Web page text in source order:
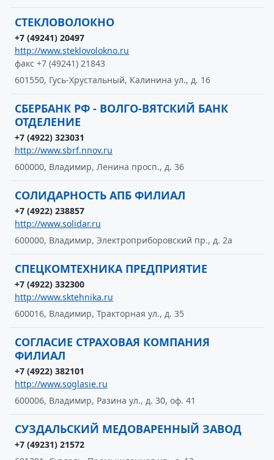
СТЕКЛОВОЛОКНО
+7 (49241) 20497
http://www.steklovolokno.ru
факс +7 (49241) 21843
601550, Гусь-Хрустальный, Калинина ул., д. 16
СБЕРБАНК РФ - ВОЛГО-ВЯТСКИЙ БАНК
ОТДЕЛЕНИЕ
+7 (4922) 323031
http://www.sbrf.nnov.ru
600000, Владимир, Ленина просп., д. 36
СОЛИДАРНОСТЬ АПБ ФИЛИАЛ
+7 (4922) 238857
http://www.solidar.ru
600000, Владимир, Электроприборовский пр., д. 2а
СПЕЦКОМТЕХНИКА ПРЕДПРИЯТИЕ
+7 (4922) 332300
http://www.sktehnika.ru
600016, Владимир, Тракторная ул., д. 35
СОГЛАСИЕ СТРАХОВАЯ КОМПАНИЯ
ФИЛИАЛ
+7 (4922) 382101
http://www.soglasie.ru
600006, Владимир, Разина ул., д. 30, оф. 41
СУЗДАЛЬСКИЙ МЕДОВАРЕННЫЙ ЗАВОД
+7 (49231) 21572